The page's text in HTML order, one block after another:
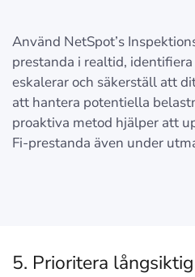
Använd NetSpot’s
prestanda i realtid,
eskalerar och säkerställ att
att hantera potentiella
proaktiva metod hjälper att
Fi-prestanda även under
5. Prioritera